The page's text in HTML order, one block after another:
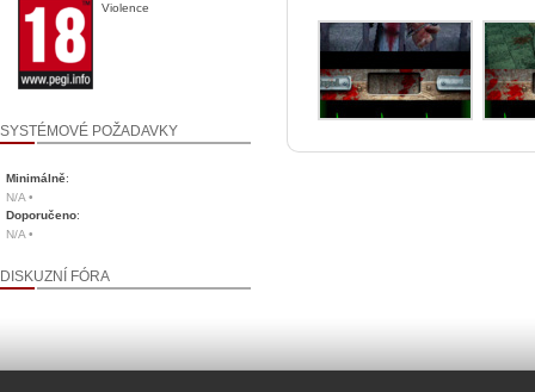
Violence
SYSTÉMOVÉ POŽADAVKY
Minimálně:
N/A •
Doporučeno:
N/A •
DISKUZNÍ FÓRA